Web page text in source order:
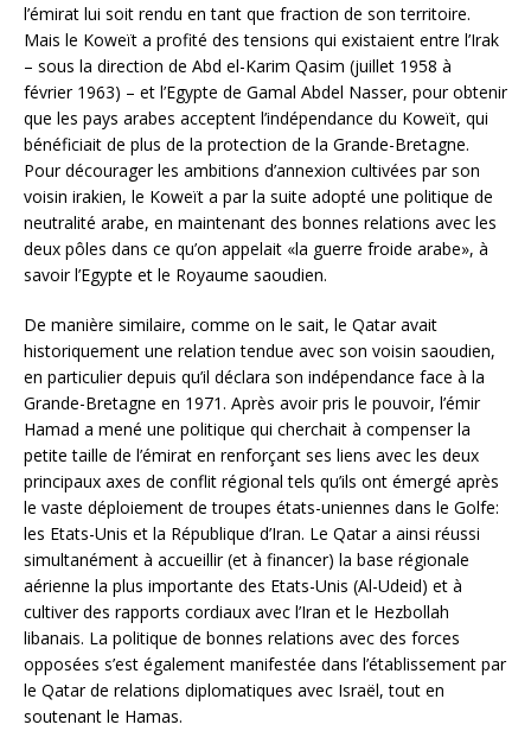
l’émirat lui soit rendu en tant que fraction de son territoire.
Mais le Koweït a profité des tensions qui existaient entre l’Irak
– sous la direction de Abd el-Karim Qasim (juillet 1958 à
février 1963) – et l’Egypte de Gamal Abdel Nasser, pour obtenir
que les pays arabes acceptent l’indépendance du Koweït, qui
bénéficiait de plus de la protection de la Grande-Bretagne.
Pour décourager les ambitions d’annexion cultivées par son
voisin irakien, le Koweït a par la suite adopté une politique de
neutralité arabe, en maintenant des bonnes relations avec les
deux pôles dans ce qu’on appelait «la guerre froide arabe», à
savoir l’Egypte et le Royaume saoudien.
De manière similaire, comme on le sait, le Qatar avait
historiquement une relation tendue avec son voisin saoudien,
en particulier depuis qu’il déclara son indépendance face à la
Grande-Bretagne en 1971. Après avoir pris le pouvoir, l’émir
Hamad a mené une politique qui cherchait à compenser la
petite taille de l’émirat en renforçant ses liens avec les deux
principaux axes de conflit régional tels qu’ils ont émergé après
le vaste déploiement de troupes états-uniennes dans le Golfe:
les Etats-Unis et la République d’Iran. Le Qatar a ainsi réussi
simultanément à accueillir (et à financer) la base régionale
aérienne la plus importante des Etats-Unis (Al-Udeid) et à
cultiver des rapports cordiaux avec l’Iran et le Hezbollah
libanais. La politique de bonnes relations avec des forces
opposées s’est également manifestée dans l’établissement par
le Qatar de relations diplomatiques avec Israël, tout en
soutenant le Hamas.